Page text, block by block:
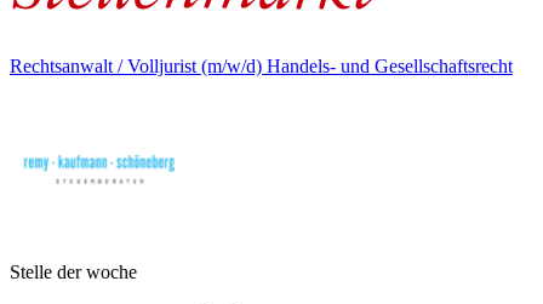
Rechtsanwalt / Volljurist (m/w/d) Handels- und Gesellschaftsrecht
Stelle der woche